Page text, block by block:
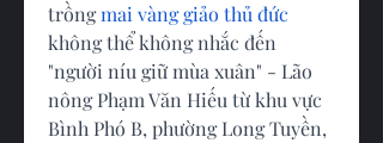
trồng mai vàng giảo thủ đức
không thể không nhắc đến
"người níu giữ mùa xuân" - Lão
nông Phạm Văn Hiếu từ khu vực
Bình Phó B, phường Long Tuyền,